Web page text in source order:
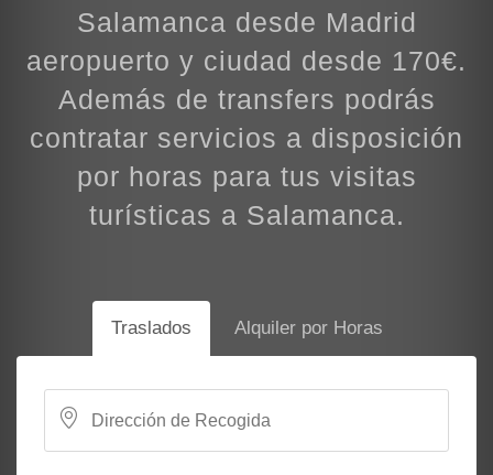
Salamanca desde Madrid
aeropuerto y ciudad desde 170€.
Además de transfers podrás
contratar servicios a disposición
por horas para tus visitas
turísticas a Salamanca.
Traslados Alquiler por Horas